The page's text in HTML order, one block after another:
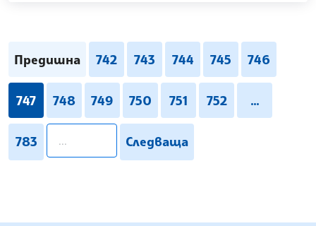
Предишна 742 743 744 745 746
747 748 749 750 751 752 ...
783 Следваща